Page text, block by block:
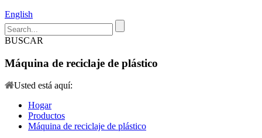
English
BUSCAR
Máquina de reciclaje de plástico
Usted está aquí:
Hogar
Productos
Máquina de reciclaje de plástico